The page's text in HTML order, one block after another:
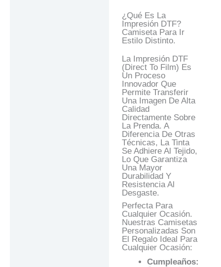
¿Qué Es La
Impresión DTF?
Camiseta Para Ir
Estilo Distinto.
La Impresión DTF
(Direct To Film) Es
Un Proceso
Innovador Que
Permite Transferir
Una Imagen De Alta
Calidad
Directamente Sobre
La Prenda. A
Diferencia De Otras
Técnicas, La Tinta
Se Adhiere Al Tejido,
Lo Que Garantiza
Una Mayor
Durabilidad Y
Resistencia Al
Desgaste.
Perfecta Para
Cualquier Ocasión.
Nuestras Camisetas
Personalizadas Son
El Regalo Ideal Para
Cualquier Ocasión:
Cumpleaños: